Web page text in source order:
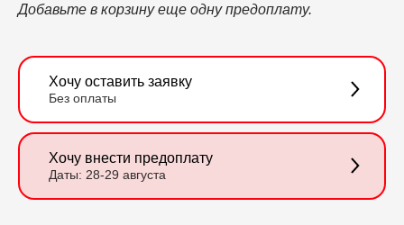
Добавьте в корзину еще одну предоплату.
Хочу оставить заявку
Без оплаты
Хочу внести предоплату
Даты: 28-29 августа